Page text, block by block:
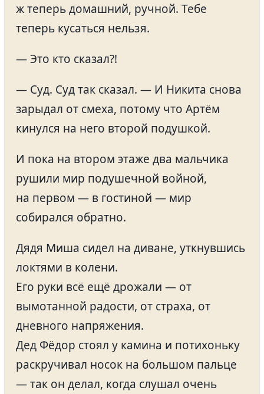
ж теперь домашний, ручной. Тебе
теперь кусаться нельзя.
— Это кто сказал?!
— Суд. Суд так сказал. — И Никита снова
зарыдал от смеха, потому что Артём
кинулся на него второй подушкой.
И пока на втором этаже два мальчика
рушили мир подушечной войной,
на первом — в гостиной — мир
собирался обратно.
Дядя Миша сидел на диване, уткнувшись
локтями в колени.
Его руки всё ещё дрожали — от
вымотанной радости, от страха, от
дневного напряжения.
Дед Фёдор стоял у камина и потихоньку
раскручивал носок на большом пальце
— так он делал, когда слушал очень